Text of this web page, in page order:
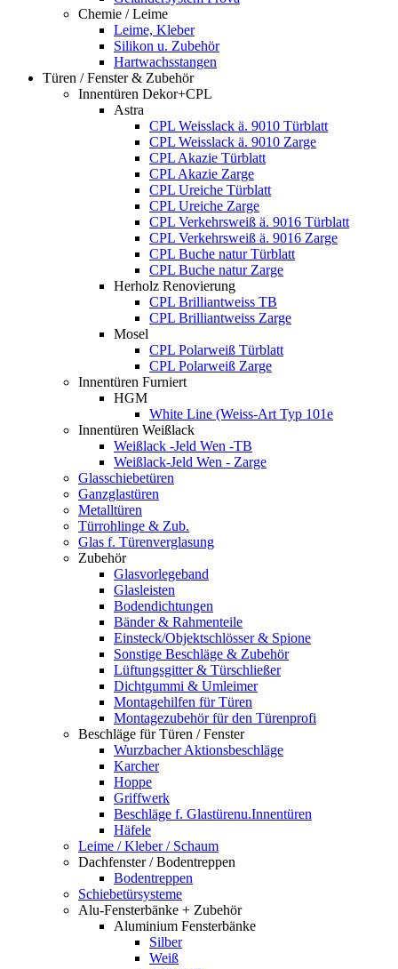
Chemie / Leime
Leime, Kleber
Silikon u. Zubehör
Hartwachsstangen
Türen / Fenster & Zubehör
Innentüren Dekor+CPL
Astra
CPL Weisslack ä. 9010 Türblatt
CPL Weisslack ä. 9010 Zarge
CPL Akazie Türblatt
CPL Akazie Zarge
CPL Ureiche Türblatt
CPL Ureiche Zarge
CPL Verkehrsweiß ä. 9016 Türblatt
CPL Verkehrsweiß ä. 9016 Zarge
CPL Buche natur Türblatt
CPL Buche natur Zarge
Herholz Renovierung
CPL Brilliantweiss TB
CPL Brilliantweiss Zarge
Mosel
CPL Polarweiß Türblatt
CPL Polarweiß Zarge
Innentüren Furniert
HGM
White Line (Weiss-Art Typ 101e
Innentüren Weißlack
Weißlack -Jeld Wen -TB
Weißlack-Jeld Wen - Zarge
Glasschiebetüren
Ganzglastüren
Metalltüren
Türrohlinge & Zub.
Glas f. Türenverglasung
Zubehör
Glasvorlegeband
Glasleisten
Bodendichtungen
Bänder & Rahmenteile
Einsteck/Objektschlösser & Spione
Sonstige Beschläge & Zubehör
Lüftungsgitter & Türschließer
Dichtgummi & Umleimer
Montagehilfen für Türen
Montagezubehör für den Türenprofi
Beschläge für Türen / Fenster
Wurzbacher Aktionsbeschläge
Karcher
Hoppe
Griffwerk
Beschläge f. Glastürenu.Innentüren
Häfele
Leime / Kleber / Schaum
Dachfenster / Bodentreppen
Bodentreppen
Schiebetürsysteme
Alu-Fensterbänke + Zubehör
Aluminium Fensterbänke
Silber
Weiß